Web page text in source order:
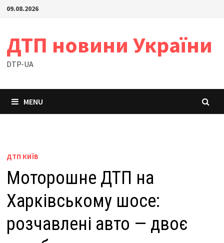
Skip09.08.2026
ДТП новини України
DTP-UA
MENU
ДТП КИЇВ
Моторошне ДТП на
Харківському шосе:
розчавлені авто — двоє